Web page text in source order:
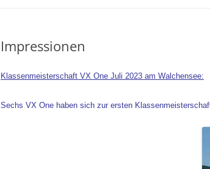
WINTER: VERLEIH
Impressionen
Klassenmeisterschaft VX One Juli 2023 am Walchensee:
Sechs VX One haben sich zur ersten